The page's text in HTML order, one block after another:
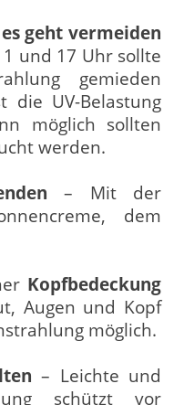
geht vermeiden
und 17 Uhr sollte
gemieden
UV-Belastung
möglich sollten
werden.
– Mit der
dem
Kopfbedeckung
Augen und Kopf
möglich.
– Leichte und
schützt vor